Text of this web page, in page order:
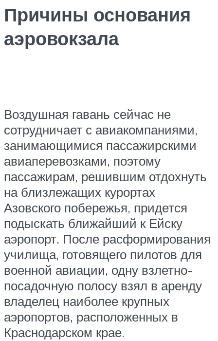
Причины основания
аэровокзала
Воздушная гавань сейчас не
сотрудничает с авиакомпаниями,
занимающимися пассажирскими
авиаперевозками, поэтому
пассажирам, решившим отдохнуть
на близлежащих курортах
Азовского побережья, придется
подыскать ближайший к Ейску
аэропорт. После расформирования
училища, готовящего пилотов для
военной авиации, одну взлетно-
посадочную полосу взял в аренду
владелец наиболее крупных
аэропортов, расположенных в
Краснодарском крае.